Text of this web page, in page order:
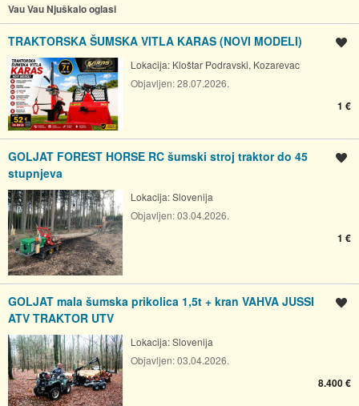
Vau Vau Njuškalo oglasi
TRAKTORSKA ŠUMSKA VITLA KARAS (NOVI MODELI)
Lokacija: Kloštar Podravski, Kozarevac
Objavljen:28.07.2026.
1 €
GOLJAT FOREST HORSE RC šumski stroj traktor do 45
stupnjeva
Lokacija:Slovenija
Objavljen:03.04.2026.
1 €
GOLJAT mala šumska prikolica 1,5t + kran VAHVA JUSSI
ATV TRAKTOR UTV
Lokacija:Slovenija
Objavljen:03.04.2026.
8.400 €